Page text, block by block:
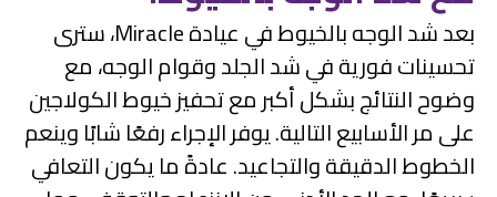
بعد شد الوجه بالخيوط في عيادة Miracle، سترى
تحسينات فورية في شد الجلد وقوام الوجه، مع
وضوح النتائج بشكل أكبر مع تحفيز خيوط الكولاجين
على مر الأسابيع التالية. يوفر الإجراء رفعًا شابًا وينعم
الخطوط الدقيقة والتجاعيد. عادةً ما يكون التعافي